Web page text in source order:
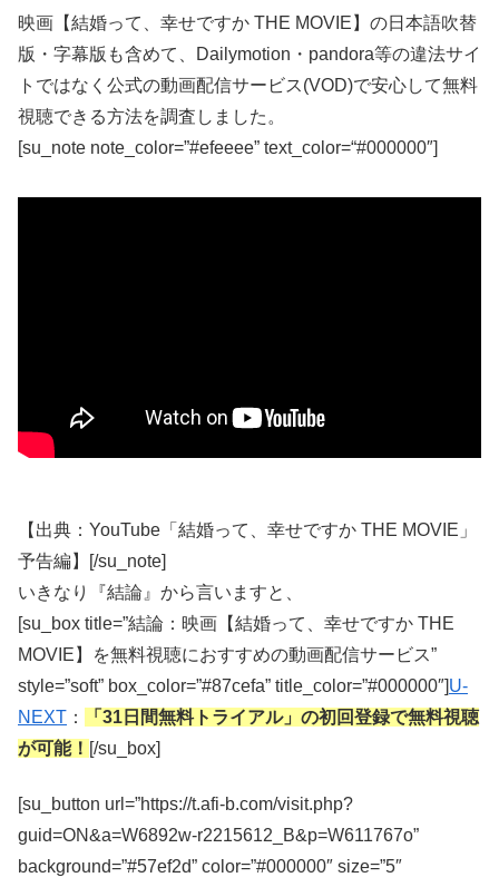
映画【結婚って、幸せですか THE MOVIE】の日本語吹替
版・字幕版も含めて、Dailymotion・pandora等の違法サイ
トではなく公式の動画配信サービス(VOD)で安心して無料
視聴できる方法を調査しました。
[su_note note_color=”#efeeee” text_color=“#000000″]
【出典：YouTube「結婚って、幸せですか THE MOVIE」
予告編】[/su_note]
いきなり『結論』から言いますと、
[su_box title=”結論：映画【結婚って、幸せですか THE
MOVIE】を無料視聴におすすめの動画配信サービス”
style=”soft” box_color=”#87cefa” title_color=”#000000″]U-
NEXT ：
「31日間無料トライアル」の初回登録で無料視聴
が可能！ [/su_box]
[su_button url=”https://t.afi-b.com/visit.php?
guid=ON&a=W6892w-r2215612_B&p=W611767o”
background=”#57ef2d” color=”#000000″ size=”5″